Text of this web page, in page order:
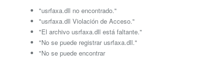
"usrfaxa.dll no encontrado."
"usrfaxa.dll Violación de Acceso."
"El archivo usrfaxa.dll está faltante."
"No se puede registrar usrfaxa.dll."
"No se puede encontrar